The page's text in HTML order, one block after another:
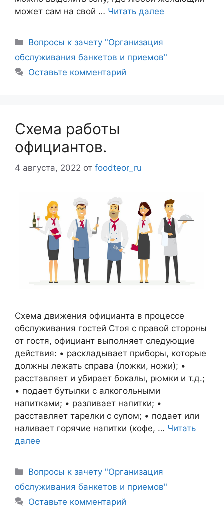
может сам на свой … Читать далее
Рубрики
Вопросы к зачету "Организация
обслуживания банкетов и приемов"
Оставьте комментарий
Схема работы
официантов.
4 августа, 2022 от foodteor_ru
Схема движения официанта в процессе
обслуживания гостей Стоя с правой стороны
от гостя, официант выполняет следующие
действия: • раскладывает приборы, которые
должны лежать справа (ложки, ножи); •
расставляет и убирает бокалы, рюмки и т.д.;
• подает бутылки с алкогольными
напитками; • разливает напитки; •
расставляет тарелки с супом; • подает или
наливает горячие напитки (кофе, … Читать
далее
Рубрики
Вопросы к зачету "Организация
обслуживания банкетов и приемов"
Оставьте комментарий